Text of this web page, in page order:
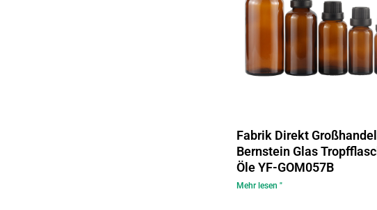
Fabrik Direkt Großhandel
Bernstein Glas
Öle YF-GOM057B
Mehr lesen "